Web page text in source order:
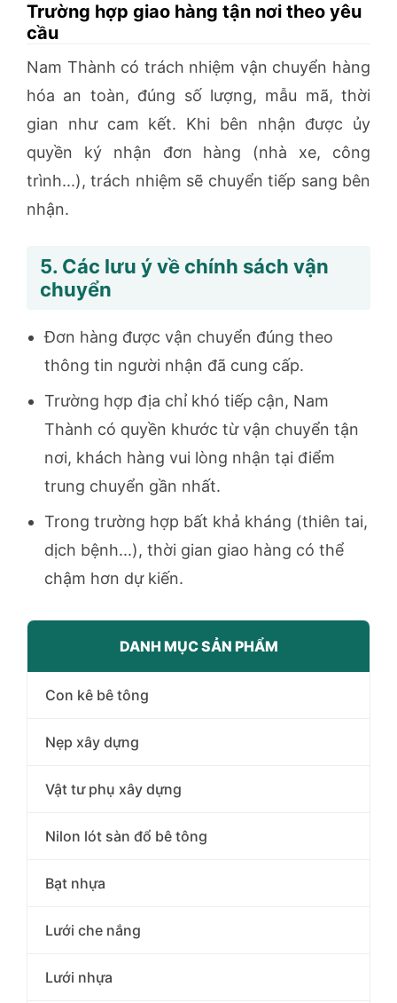
Trường hợp giao hàng tận nơi theo yêu
cầu
Nam Thành có trách nhiệm vận chuyển hàng
hóa an toàn, đúng số lượng, mẫu mã, thời
gian như cam kết. Khi bên nhận được ủy
quyền ký nhận đơn hàng (nhà xe, công
trình...), trách nhiệm sẽ chuyển tiếp sang bên
nhận.
5. Các lưu ý về chính sách vận
chuyển
Đơn hàng được vận chuyển đúng theo
thông tin người nhận đã cung cấp.
Trường hợp địa chỉ khó tiếp cận, Nam
Thành có quyền khước từ vận chuyển tận
nơi, khách hàng vui lòng nhận tại điểm
trung chuyển gần nhất.
Trong trường hợp bất khả kháng (thiên tai,
dịch bệnh...), thời gian giao hàng có thể
chậm hơn dự kiến.
DANH MỤC SẢN PHẨM
Con kê bê tông
Nẹp xây dựng
Vật tư phụ xây dựng
Nilon lót sàn đổ bê tông
Bạt nhựa
Lưới che nắng
Lưới nhựa